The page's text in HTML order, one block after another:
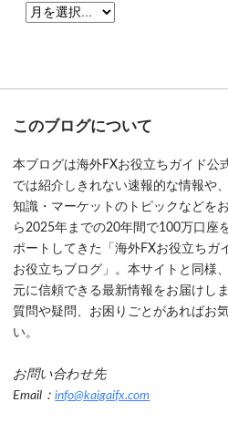
このブログについて
本ブログは海外FXお役立ちガイド公
では紹介しきれない速報的な情報や
知識・マーケットのトピックなどを
ら2025年までの20年間で100万口座
ポートしてきた「海外FXお役立ちガ
お役立ちブログ」。本サイトと同様
元に信頼できる最新情報をお届けしま
質問や疑問、お困りごとがあればお
い。
お問い合わせ先
Email：info@kaigaifx.com